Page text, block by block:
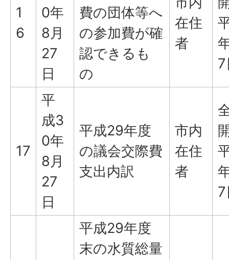
1
6
0年
8月
27
日
費の団体等へ
の参加費が確
認できるも
の
在住
者
7
17
平
成3
0年
8月
27
日
平成29年度
の議会交際費
支出内訳
市内
在住
者
7
平成29年度
末の水質総量